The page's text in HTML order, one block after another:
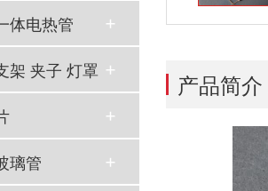
体电热管
架 夹子 灯罩
璃管
产品简介